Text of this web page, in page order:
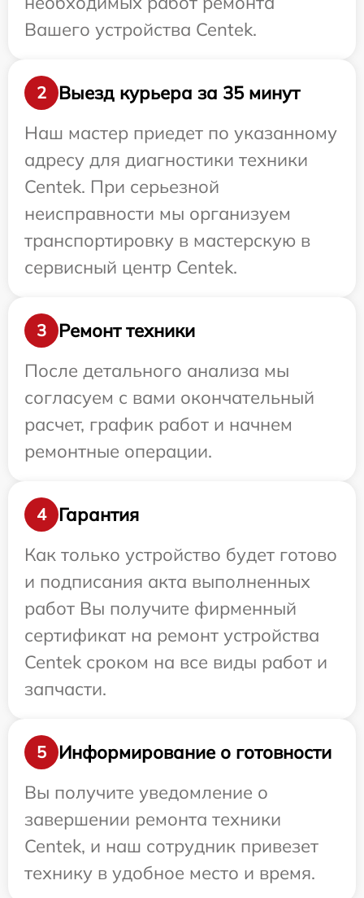
Вашего устройства Centek.
2
Выезд курьера за 35 минут
Наш мастер приедет по указанному
адресу для диагностики техники
Centek. При серьезной
неисправности мы организуем
транспортировку в мастерскую в
сервисный центр Centek.
3
Ремонт техники
После детального анализа мы
согласуем с вами окончательный
расчет, график работ и начнем
ремонтные операции.
4
Гарантия
Как только устройство будет готово
и подписания акта выполненных
работ Вы получите фирменный
сертификат на ремонт устройства
Centek сроком на все виды работ и
запчасти.
5
Информирование о готовности
Вы получите уведомление о
завершении ремонта техники
Centek, и наш сотрудник привезет
технику в удобное место и время.